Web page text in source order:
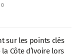
0
sur les points clés
Côte d’Ivoire lors